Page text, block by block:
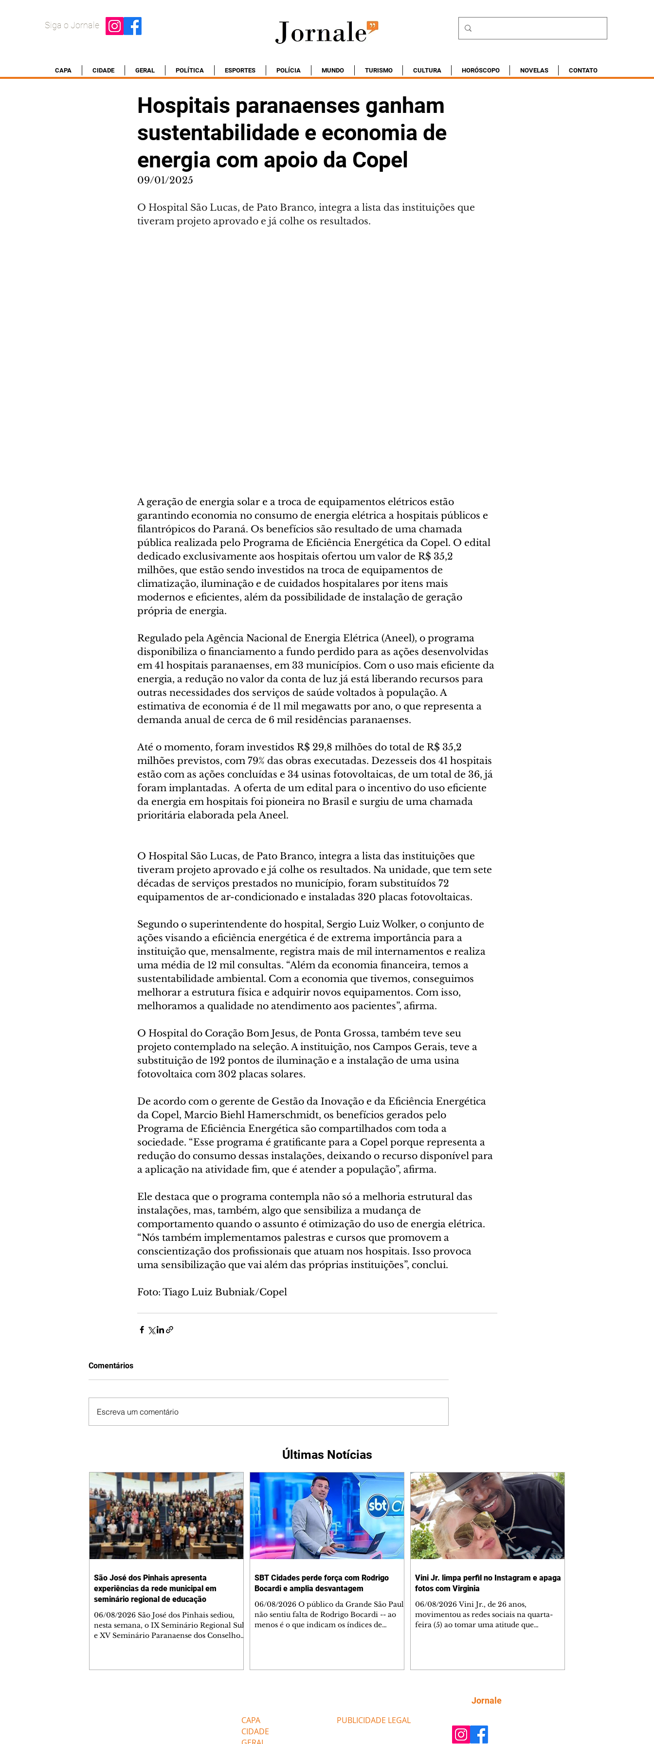
Siga o Jornale
CAPA CIDADE GERAL POLÍTICA ESPORTES POLÍCIA MUNDO TURISMO CULTURA HORÓSCOPO NOVELAS CONTATO
Hospitais paranaenses ganham
sustentabilidade e economia de
energia com apoio da Copel
09/01/2025
O Hospital São Lucas, de Pato Branco, integra a lista das instituições que
tiveram projeto aprovado e já colhe os resultados.
A geração de energia solar e a troca de equipamentos elétricos estão
garantindo economia no consumo de energia elétrica a hospitais públicos e
filantrópicos do Paraná. Os benefícios são resultado de uma chamada
pública realizada pelo Programa de Eficiência Energética da Copel. O edital
dedicado exclusivamente aos hospitais ofertou um valor de R$ 35,2
milhões, que estão sendo investidos na troca de equipamentos de
climatização, iluminação e de cuidados hospitalares por itens mais
modernos e eficientes, além da possibilidade de instalação de geração
própria de energia.
Regulado pela Agência Nacional de Energia Elétrica (Aneel), o programa
disponibiliza o financiamento a fundo perdido para as ações desenvolvidas
em 41 hospitais paranaenses, em 33 municípios. Com o uso mais eficiente da
energia, a redução no valor da conta de luz já está liberando recursos para
outras necessidades dos serviços de saúde voltados à população. A
estimativa de economia é de 11 mil megawatts por ano, o que representa a
demanda anual de cerca de 6 mil residências paranaenses.
Até o momento, foram investidos R$ 29,8 milhões do total de R$ 35,2
milhões previstos, com 79% das obras executadas. Dezesseis dos 41 hospitais
estão com as ações concluídas e 34 usinas fotovoltaicas, de um total de 36, já
foram implantadas.  A oferta de um edital para o incentivo do uso eficiente
da energia em hospitais foi pioneira no Brasil e surgiu de uma chamada
prioritária elaborada pela Aneel.
O Hospital São Lucas, de Pato Branco, integra a lista das instituições que
tiveram projeto aprovado e já colhe os resultados. Na unidade, que tem sete
décadas de serviços prestados no município, foram substituídos 72
equipamentos de ar-condicionado e instaladas 320 placas fotovoltaicas.
Segundo o superintendente do hospital, Sergio Luiz Wolker, o conjunto de
ações visando a eficiência energética é de extrema importância para a
instituição que, mensalmente, registra mais de mil internamentos e realiza
uma média de 12 mil consultas. “Além da economia financeira, temos a
sustentabilidade ambiental. Com a economia que tivemos, conseguimos
melhorar a estrutura física e adquirir novos equipamentos. Com isso,
melhoramos a qualidade no atendimento aos pacientes”, afirma.
O Hospital do Coração Bom Jesus, de Ponta Grossa, também teve seu
projeto contemplado na seleção. A instituição, nos Campos Gerais, teve a
substituição de 192 pontos de iluminação e a instalação de uma usina
fotovoltaica com 302 placas solares.
De acordo com o gerente de Gestão da Inovação e da Eficiência Energética
da Copel, Marcio Biehl Hamerschmidt, os benefícios gerados pelo
Programa de Eficiência Energética são compartilhados com toda a
sociedade. “Esse programa é gratificante para a Copel porque representa a
redução do consumo dessas instalações, deixando o recurso disponível para
a aplicação na atividade fim, que é atender a população”, afirma.
Ele destaca que o programa contempla não só a melhoria estrutural das
instalações, mas, também, algo que sensibiliza a mudança de
comportamento quando o assunto é otimização do uso de energia elétrica.
“Nós também implementamos palestras e cursos que promovem a
conscientização dos profissionais que atuam nos hospitais. Isso provoca
uma sensibilização que vai além das próprias instituições”, conclui.
Foto: Tiago Luiz Bubniak/Copel
Comentários
Escreva um comentário
Últimas Notícias
São José dos Pinhais apresenta
experiências da rede municipal em
seminário regional de educação
06/08/2026 São José dos Pinhais sediou,
nesta semana, o IX Seminário Regional Sul
e XV Seminário Paranaense dos Conselhos
o debate sobre políticas públicas voltadas ao
SBT Cidades perde força com Rodrigo
Bocardi e amplia desvantagem
06/08/2026 O público da Grande São Paulo
não sentiu falta de Rodrigo Bocardi -- ao
menos é o que indicam os índices de
público e voltou a sofrer com a B
Vini Jr. limpa perfil no Instagram e apaga
fotos com Virginia
06/08/2026 Vini Jr., de 26 anos,
movimentou as redes sociais na quarta-
feira (5) ao tomar uma atitude que
entre os fãs do jogador, que passaram a
especular sobre uma possível crise no
influenciadora.
CAPA
CIDADE
PUBLICIDADE LEGAL
Jornale